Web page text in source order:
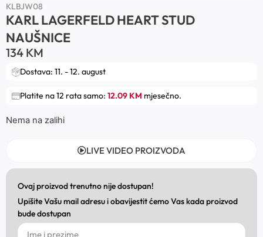
KLBJW08
KARL LAGERFELD HEART STUD
NAUŠNICE
134 KM
Dostava: 11. - 12. august
Platite na 12 rata samo: 12.09 KM mjesečno.
Nema na zalihi
LIVE VIDEO PROIZVODA
Ovaj proizvod trenutno nije dostupan!
Upišite Vašu mail adresu i obavijestit ćemo Vas kada proizvod
bude dostupan